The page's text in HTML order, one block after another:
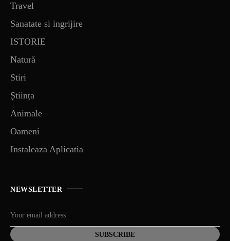
Travel
Sanatate si ingrijire
ISTORIE
Natură
Stiri
Știința
Animale
Oameni
Instaleaza Aplicatia
NEWSLETTER